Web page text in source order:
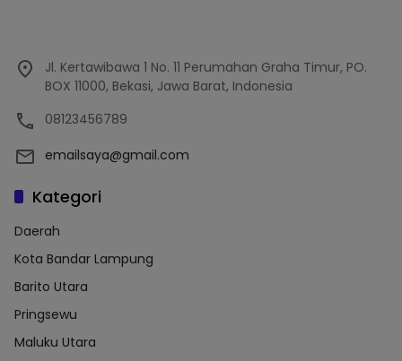
Jl. Kertawibawa 1 No. 11 Perumahan Graha Timur, PO.
BOX 11000, Bekasi, Jawa Barat, Indonesia
08123456789
emailsaya@gmail.com
Kategori
Daerah
Kota Bandar Lampung
Barito Utara
Pringsewu
Maluku Utara